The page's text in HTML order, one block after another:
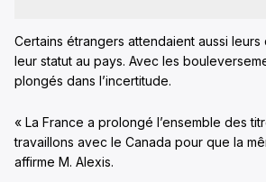
Certains étrangers attendaient aussi
leur statut au pays. Avec les
plongés dans l’incertitude.
« La France a prolongé l’ensemble des
travaillons avec le Canada pour que la
affirme M. Alexis.